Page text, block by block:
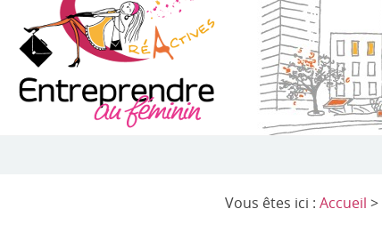
Vous êtes ici : Accueil >